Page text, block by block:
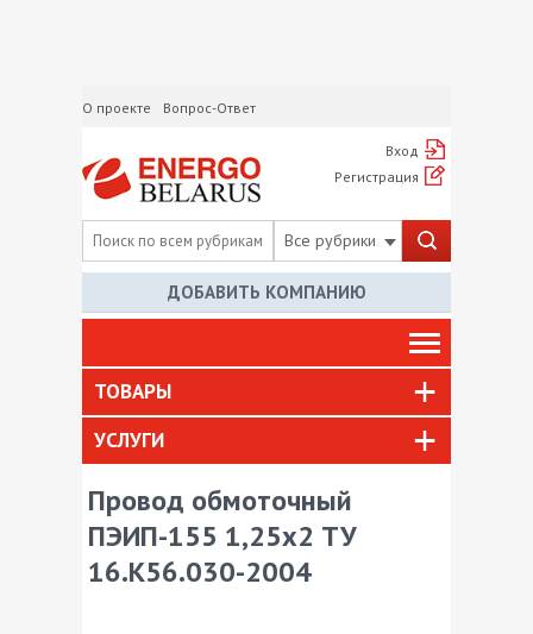
О проекте Вопрос-Ответ
Вход
Регистрация
Все рубрики
ДОБАВИТЬ КОМПАНИЮ
ТОВАРЫ
УСЛУГИ
Провод обмоточный
ПЭИП-155 1,25х2 ТУ
16.К56.030-2004